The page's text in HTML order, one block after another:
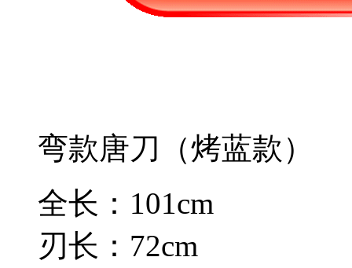
弯款唐刀（烤蓝款）
全长：101cm
刃长：72cm